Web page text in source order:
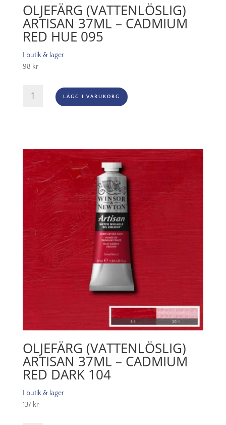
OLJEFÄRG (VATTENLÖSLIG)
ARTISAN 37ML – CADMIUM
RED HUE 095
I butik & lager
98 kr
(vattenlöslig)
Cadmium
095
mängd
LÄGG I VARUKORG
OLJEFÄRG (VATTENLÖSLIG)
ARTISAN 37ML – CADMIUM
RED DARK 104
I butik & lager
137kr